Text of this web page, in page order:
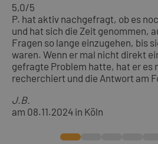
5,0/5
P. hat aktiv nachgefragt, ob es
und hat sich die Zeit genommen,
Fragen so lange einzugehen, bis
waren. Wenn er mal nicht direkt
gefragte Problem hatte, hat er es
recherchiert und die Antwort am
J.B.
am 08.11.2024 in Köln